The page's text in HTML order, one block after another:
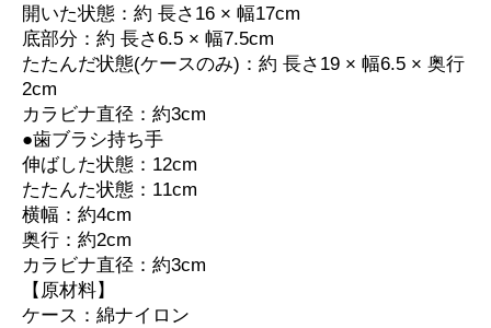
開いた状態：約 長さ16 × 幅17cm
底部分：約 長さ6.5 × 幅7.5cm
たたんだ状態(ケースのみ)：約 長さ19 × 幅6.5 × 奥行
2cm
カラビナ直径：約3cm
●歯ブラシ持ち手
伸ばした状態：12cm
たたんた状態：11cm
横幅：約4cm
奥行：約2cm
カラビナ直径：約3cm
【原材料】
ケース：綿ナイロン